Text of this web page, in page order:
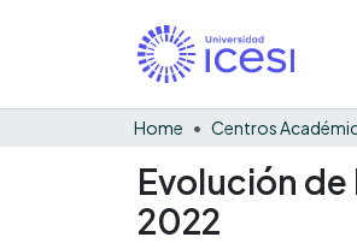
Home Centros
Evolución
2022